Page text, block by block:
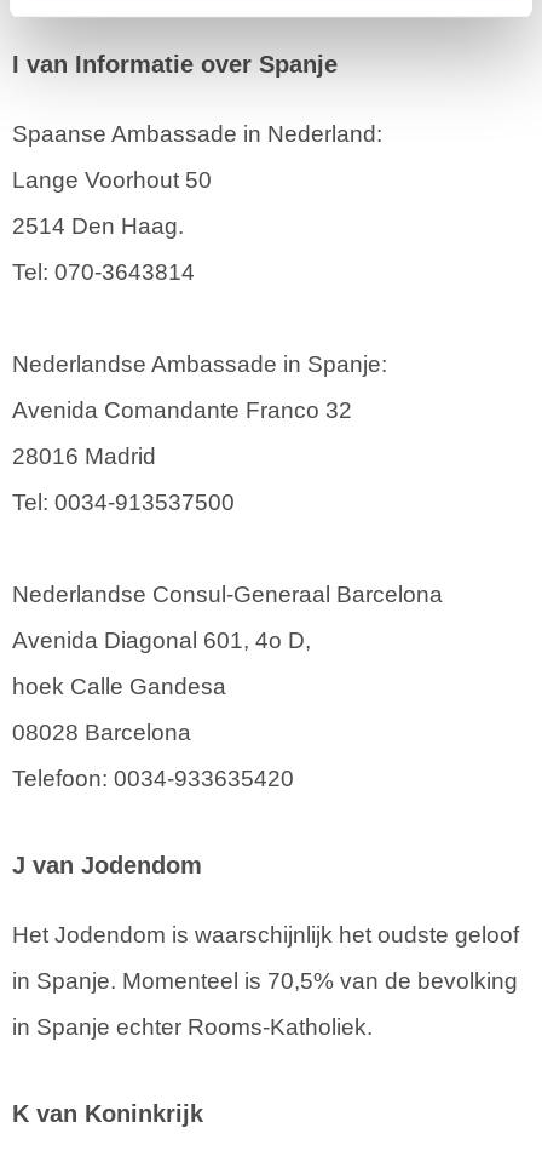
I van Informatie over Spanje
Spaanse Ambassade in Nederland:
Lange Voorhout 50
2514 Den Haag.
Tel: 070-3643814
Nederlandse Ambassade in Spanje:
Avenida Comandante Franco 32
28016 Madrid
Tel: 0034-913537500
Nederlandse Consul-Generaal Barcelona
Avenida Diagonal 601, 4o D,
hoek Calle Gandesa
08028 Barcelona
Telefoon: 0034-933635420
J van Jodendom
Het Jodendom is waarschijnlijk het oudste geloof
in Spanje. Momenteel is 70,5% van de bevolking
in Spanje echter Rooms-Katholiek.
K van Koninkrijk